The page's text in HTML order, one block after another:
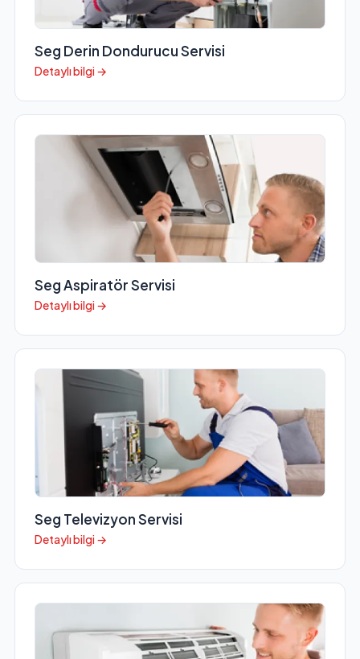
Seg Derin Dondurucu Servisi
Detaylı bilgi →
Seg Aspiratör Servisi
Detaylı bilgi →
Seg Televizyon Servisi
Detaylı bilgi →